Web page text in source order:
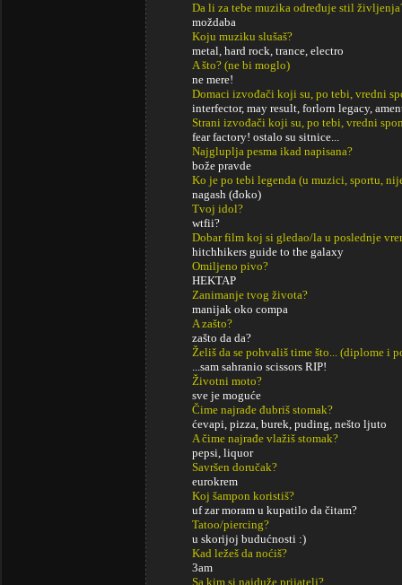
Da li za tebe muzika određuje stil
moždaba
Koju muziku slušaš?
metal, hard rock, trance, electro
A što? (ne bi moglo)
ne mere!
Domaci izvođači koji su, po tebi, vredni
interfector, may result, forlorn legacy,
Strani izvođači koji su, po tebi, vredni
fear factory! ostalo su sitnice...
Najgluplja pesma ikad napisana?
bože pravde
Ko je po tebi legenda (u muzici, sportu,
nagash (đoko)
Tvoj idol?
wtfii?
Dobar film koj si gledao/la u poslednje
hitchhikers guide to the galaxy
Omiljeno pivo?
HEKTAP
Zanimanje tvog života?
manijak oko compa
A zašto?
zašto da da?
Želiš da se pohvališ time što... (diplome i
...sam sahranio scissors RIP!
Životni moto?
sve je moguće
Čime najrađe đubriš stomak?
ćevapi, pizza, burek, puding, nešto ljuto
A čime najrađe vlažiš stomak?
pepsi, liquor
Savršen doručak?
eurokrem
Koj šampon koristiš?
uf zar moram u kupatilo da čitam?
Tatoo/piercing?
u skorijoj budućnosti :)
Kad ležeš da noćiš?
3am
Sa kim si najduže prijatelj?